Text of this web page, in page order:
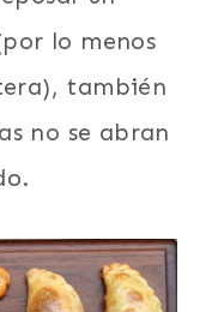
lo menos
también
no se abran